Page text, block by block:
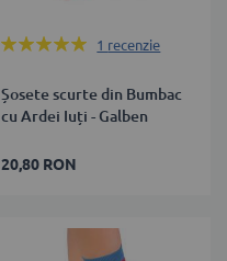
Rating:
1 recenzie
Șosete scurte din Bumbac
cu Ardei Iuți - Galben
20,80 RON